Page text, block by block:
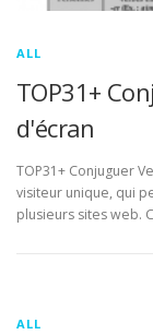
ALL
TOP31+
d'écran
TOP31+ Conjuguer
visiteur unique, qui
plusieurs sites web.
ALL